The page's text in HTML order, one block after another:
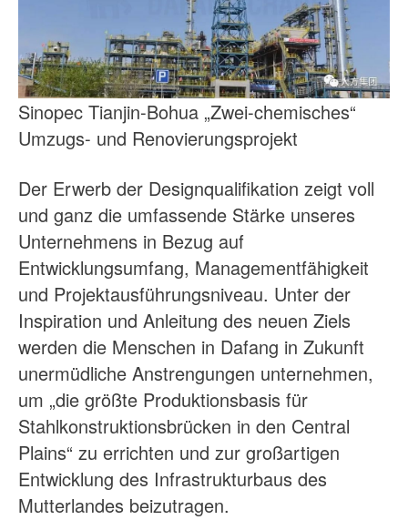
Sinopec Tianjin-Bohua „Zwei-chemisches“
Umzugs- und Renovierungsprojekt
Der Erwerb der Designqualifikation zeigt voll
und ganz die umfassende Stärke unseres
Unternehmens in Bezug auf
Entwicklungsumfang, Managementfähigkeit
und Projektausführungsniveau. Unter der
Inspiration und Anleitung des neuen Ziels
werden die Menschen in Dafang in Zukunft
unermüdliche Anstrengungen unternehmen,
um „die größte Produktionsbasis für
Stahlkonstruktionsbrücken in den Central
Plains“ zu errichten und zur großartigen
Entwicklung des Infrastrukturbaus des
Mutterlandes beizutragen.